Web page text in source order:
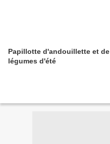
Papillotte d'andouillette et de
légumes d'été